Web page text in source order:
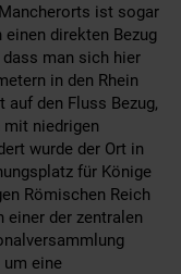
ist sogar
einen direkten Bezug
man sich hier
in den Rhein
den Fluss Bezug,
mit niedrigen
wurde der Ort in
für Könige
Römischen Reich
einer der zentralen
eine